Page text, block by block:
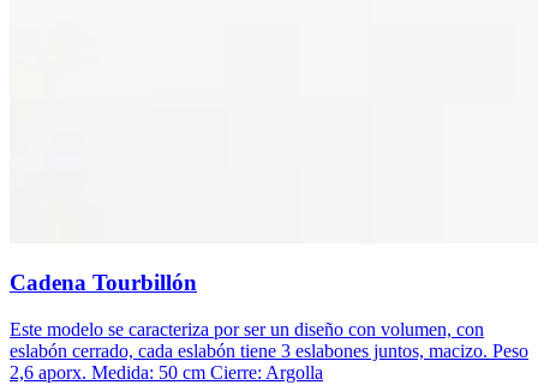
Cadena Tourbillón
Este modelo se caracteriza por ser un diseño con volumen, con
eslabón cerrado, cada eslabón tiene 3 eslabones juntos, macizo. Peso
2,6 aporx. Medida: 50 cm Cierre: Argolla